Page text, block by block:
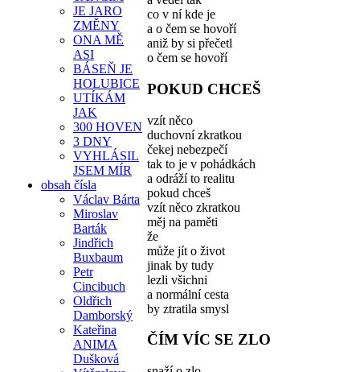
JE JARO
ZMĚNY
ONA MĚ
ASI
BÁSEŇ JE
HOLUBICE
UTÍKÁM
JAK
300 HOVEN
3 DNY
VYHLÁSIL
JSEM MÍR
obsah čísla
Václav Bárta
Miroslav
Barták
Jindřich
Buxbaum
Petr
Cincibuch
Oldřich
Damborský
Kateřina
ANIMA
Dušková
co v ní kde je
a o čem se hovoří
aniž by si přečetl
o čem se hovoří
POKUD CHCEŠ
vzít něco
duchovní zkratkou
čekej nebezpečí
tak to je v pohádkách
a odráží to realitu
pokud chceš
vzít něco zkratkou
měj na paměti
že
může jít o život
jinak by tudy
lezli všichni
a normální cesta
by ztratila smysl
ČÍM VÍC SE ZLO